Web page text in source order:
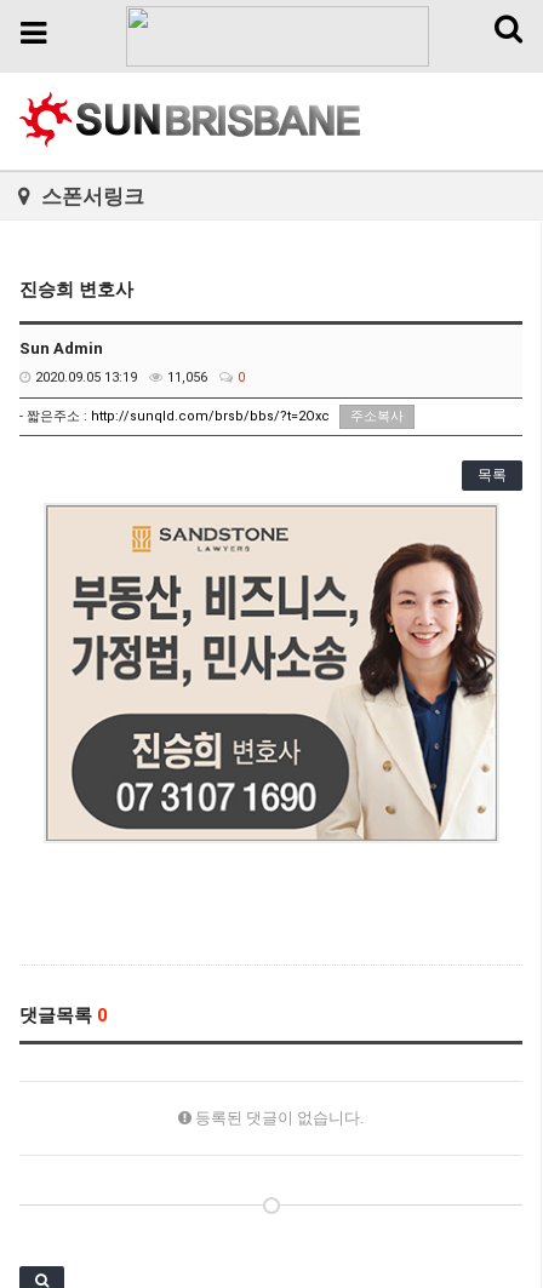
Toggle
Toggle
스폰서링크
진승희 변호사
Sun Admin
2020.09.05 13:19 11,056 0
- 짧은주소 : http://sunqld.com/brsb/bbs/?t=2Oxc 주소복사
목록
댓글목록 0
등록된 댓글이 없습니다.